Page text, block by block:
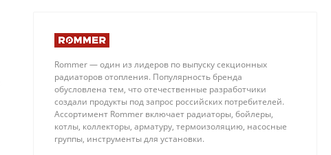
Rommer — один из лидеров по выпуску секционных
радиаторов отопления. Популярность бренда
обусловлена тем, что отечественные разработчики
создали продукты под запрос российских потребителей.
Ассортимент Rommer включает радиаторы, бойлеры,
котлы, коллекторы, арматуру, термоизоляцию, насосные
группы, инструменты для установки.